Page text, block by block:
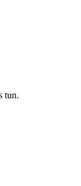
tun.